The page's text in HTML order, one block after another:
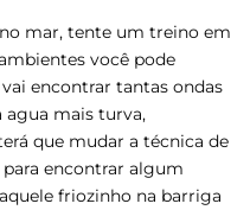
mar, tente um treino em
você pode
encontrar tantas ondas
agua mais turva,
que mudar a técnica de
encontrar algum
friozinho na barriga